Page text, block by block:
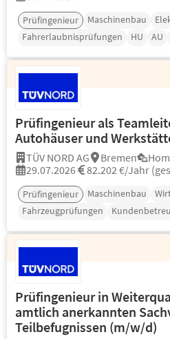
Prüfingenieur Maschinenbau
Fahrerlaubnisprüfungen
HU AU
Prüfingenieur als
Autohäuser und
TÜV NORD AG Bremen
29.07.2026
82.202 €/Jahr
Prüfingenieur Maschinenbau
Fahrzeugprüfungen
Prüfingenieur in
amtlich anerkannten
Teilbefugnissen (m/w/d)